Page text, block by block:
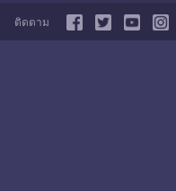
ติดตาม